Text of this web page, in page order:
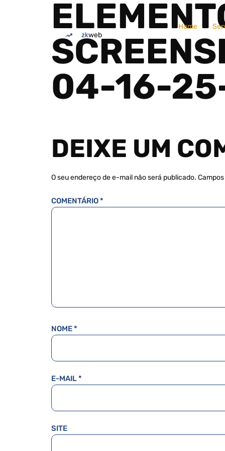
zkweb
Home
04-16-
DEIXE UM
O seu endereço de e-mail não será publicado.
COMENTÁRIO*
NOME*
E-MAIL*
SITE